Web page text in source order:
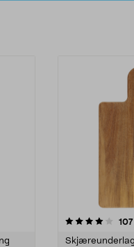
107
Skjæreunderlag
4.0